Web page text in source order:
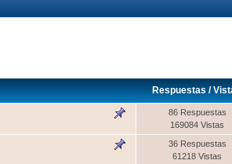
Respuestas/
86 Respuestas
169084 Vistas
36 Respuestas
61218 Vistas